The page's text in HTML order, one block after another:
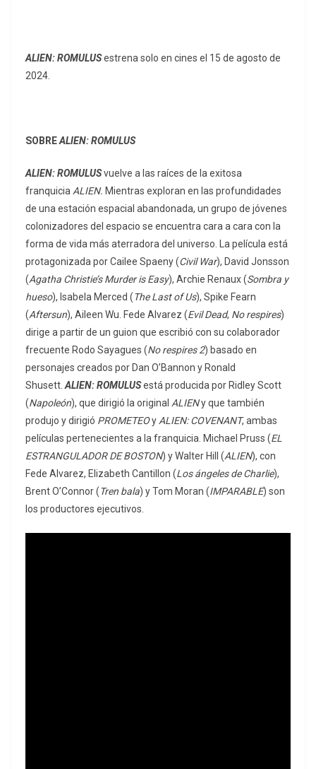
ALIEN: ROMULUSestrena solo en cines el 15 de agosto de
2024.
SOBREALIEN: ROMULUS
ALIEN: ROMULUSvuelve a las raíces de la exitosa
franquicia ALIEN. Mientras exploran en las profundidades
de una estación espacial abandonada, un grupo de jóvenes
colonizadores del espacio se encuentra cara a cara con la
forma de vida más aterradora del universo. La película está
protagonizada por Cailee Spaeny (Civil War), David Jonsson
(Agatha Christie’s Murder is Easy), Archie Renaux (Sombra y
hueso), Isabela Merced (The Last of Us), Spike Fearn
(Aftersun), Aileen Wu. Fede Alvarez (Evil Dead, No respires)
dirige a partir de un guion que escribió con su colaborador
frecuente Rodo Sayagues (No respires 2) basado en
personajes creados por Dan O’Bannon y Ronald
Shusett. ALIEN: ROMULUSestá producida por Ridley Scott
(Napoleón), que dirigió la original ALIENy que también
produjo y dirigió PROMETEOy ALIEN: COVENANT, ambas
películas pertenecientes a la franquicia. Michael Pruss (EL
ESTRANGULADOR DE BOSTON) y Walter Hill (ALIEN), con
Fede Alvarez, Elizabeth Cantillon (Los ángeles de Charlie),
Brent O’Connor (Tren bala) y Tom Moran (IMPARABLE) son
los productores ejecutivos.